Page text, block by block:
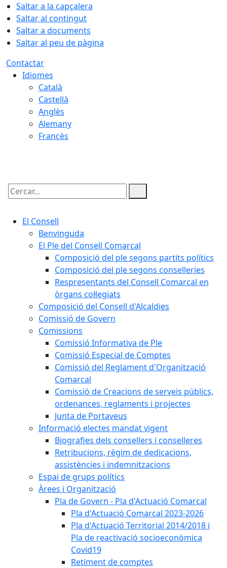
Saltar a la capçalera
Saltar al contingut
Saltar a documents
Saltar al peu de pàgina
Contactar
Idiomes
Català
Castellà
Anglès
Alemany
Francès
Cercar:
El Consell
Benvinguda
El Ple del Consell Comarcal
Composició del ple segons partits polítics
Composició del ple segons conselleries
Respresentants del Consell Comarcal en
òrgans col·legiats
Composició del Consell d'Alcaldies
Comissió de Govern
Comissions
Comissió Informativa de Ple
Comissió Especial de Comptes
Comissió del Reglament d'Organització
Comarcal
Comissió de Creacions de serveis públics,
ordenances, reglaments i projectes
Junta de Portaveus
Informació electes mandat vigent
Biografies dels consellers i conselleres
Retribucions, règim de dedicacions,
assistències i indemnitzacions
Espai de grups polítics
Àrees i Organització
Pla de Govern - Pla d'Actuació Comarcal
Pla d'Actuació Comarcal 2023-2026
Pla d'Actuació Territorial 2014/2018 i
Pla de reactivació socioeconòmica
Covid19
Retiment de comptes